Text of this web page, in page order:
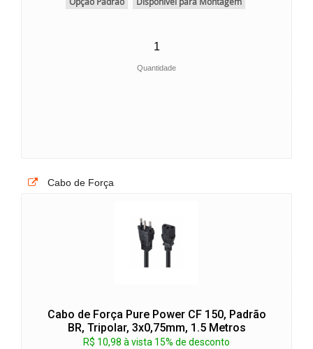
Quantidade
Cabo de Força
Cabo de Força Pure Power CF 150, Padrão
BR, Tripolar, 3x0,75mm, 1.5 Metros
R$ 10,98 à vista 15% de desconto